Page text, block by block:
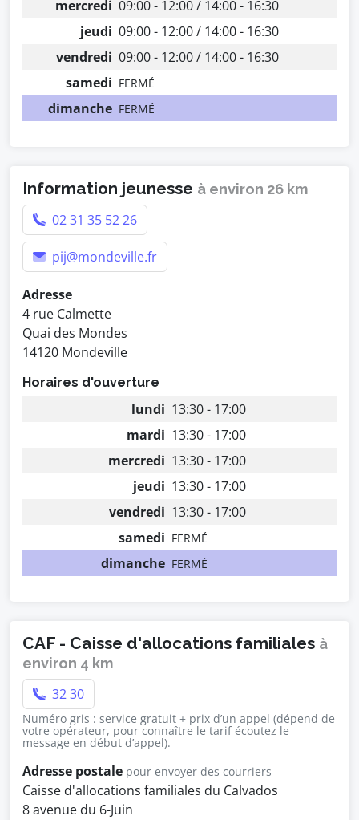
mercredi 09:00 - 12:00 / 14:00 - 16:30
jeudi 09:00 - 12:00 / 14:00 - 16:30
vendredi 09:00 - 12:00 / 14:00 - 16:30
samedi FERMÉ
dimanche FERMÉ
Information jeunesse à environ 26 km
02 31 35 52 26
pij@mondeville.fr
Adresse
4 rue Calmette
Quai des Mondes
14120 Mondeville
Horaires d'ouverture
lundi 13:30 - 17:00
mardi 13:30 - 17:00
mercredi 13:30 - 17:00
jeudi 13:30 - 17:00
vendredi 13:30 - 17:00
samedi FERMÉ
dimanche FERMÉ
CAF - Caisse d'allocations familiales à
environ 4 km
32 30
Numéro gris : service gratuit + prix d’un appel (dépend de
votre opérateur, pour connaître le tarif écoutez le
message en début d’appel).
Adresse postale pour envoyer des courriers
Caisse d'allocations familiales du Calvados
8 avenue du 6-Juin